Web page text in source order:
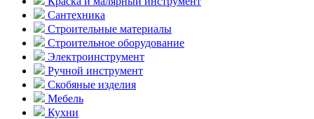
Сантехника
Строительные материалы
Строительное оборудование
Электроинструмент
Ручной инструмент
Скобяные изделия
Мебель
Кухни